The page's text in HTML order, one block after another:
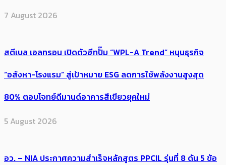
7 August 2026
สตีเบล เอลทรอน เปิดตัวฮีทปั๊ม “WPL-A Trend” หนุนธุรกิจ
“อสังหา-โรงแรม” สู่เป้าหมาย ESG ลดการใช้พลังงานสูงสุด
80% ตอบโจทย์ดีมานด์อาคารสีเขียวยุคใหม่
5 August 2026
อว. – NIA ประกาศความสำเร็จหลักสูตร PPCIL รุ่นที่ 8 ดัน 5 ข้อ